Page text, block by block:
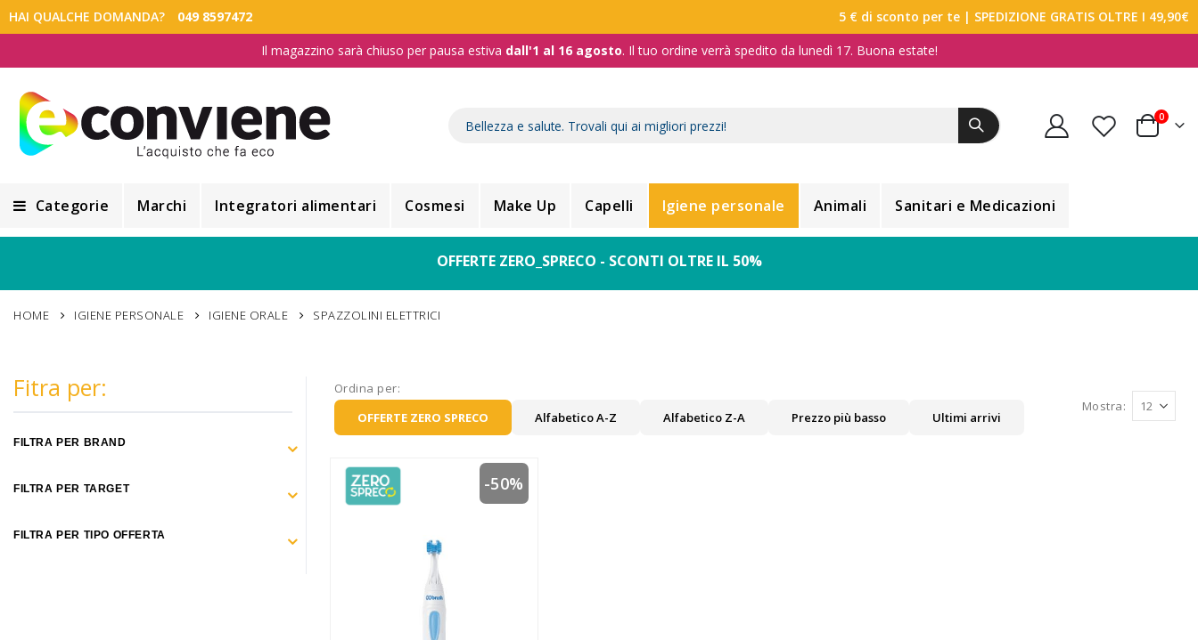
HAI QUALCHE DOMANDA? 049 8597472 5 € di sconto per te | SPEDIZIONE GRATIS OLTRE I 49,90€
Il magazzino sarà chiuso per pausa estiva dall'1 al 16 agosto. Il tuo ordine verrà spedito da lunedì 17. Buona estate!
Carrello
0
Categorie
Alimentazione e Dietetica
Make Up
Capelli
Igiene personale
Marchi Integratori alimentari Cosmesi Make Up Capelli Igiene personale Animali Sanitari e Medicazioni
OFFERTE ZERO_SPRECO - SCONTI OLTRE IL 50%
HOME IGIENE PERSONALE IGIENE ORALE SPAZZOLINI ELETTRICI
Ordina per
OFFERTE ZERO SPRECO
Alfabetico A-Z Alfabetico Z-A Prezzo più basso Ultimi arrivi
Mostra
-50%
Fitra per:
FILTRA PER BRAND
FILTRA PER TARGET
FILTRA PER TIPO OFFERTA